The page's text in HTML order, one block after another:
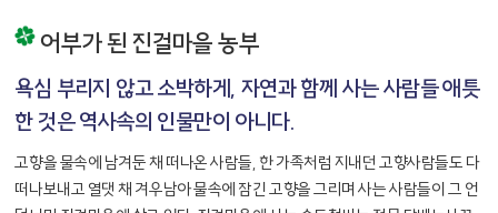
어부가 된 진걸마을 농부
욕심 부리지 않고 소박하게, 자연과 함께 사는 사람들애틋
한 것은 역사속의 인물만이 아니다.
고향을 물속에 남겨둔 채 떠나온 사람들, 한 가족처럼 지내던 고향사람들도 다
떠나보내고 열댓 채 겨우남아 물속에 잠긴 고향을 그리며 사는 사람들이 그 언